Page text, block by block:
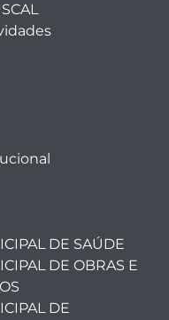
DE SAÚDE
DE OBRAS E
DE